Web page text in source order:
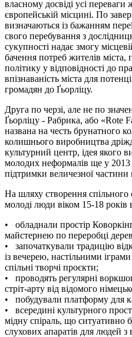
власному досвіді усі
європейській місцині. По
визначаються із бажанням
свого перебування з
сукупності надає змогу
бачення потреб жителів міста,
політику у відповідності до
впізнаваність міста для
громадян до Ґьорліцу.
Друга по черзі, але не по
Ґьорліцу - Рабрика, або «Rote
названа на честь брунатного
колишнього виробництва
культурний центр, ідея якого
молодих неформалів ще у 2013
підтримки величезної частини
На шляху створення спільного
молоді люди віком 15-18
• обладнали простір
майстернею по переробці
• започаткували традицію
із вечерею, настільними
спільні творчі проєкти;
• проводять регулярні
стріт-арту від відомого
• побудували платформу для
• всередині культурного
мідну спіраль, що ситуативно
слухових апаратів для людей з